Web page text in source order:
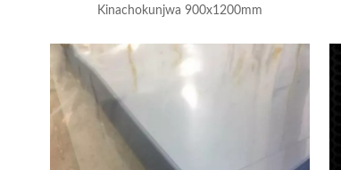
Kinachokunjwa 900x1200mm